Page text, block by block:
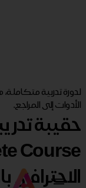
لدورة تدربية
الأدوات إلى المراجع.
الاحترافي